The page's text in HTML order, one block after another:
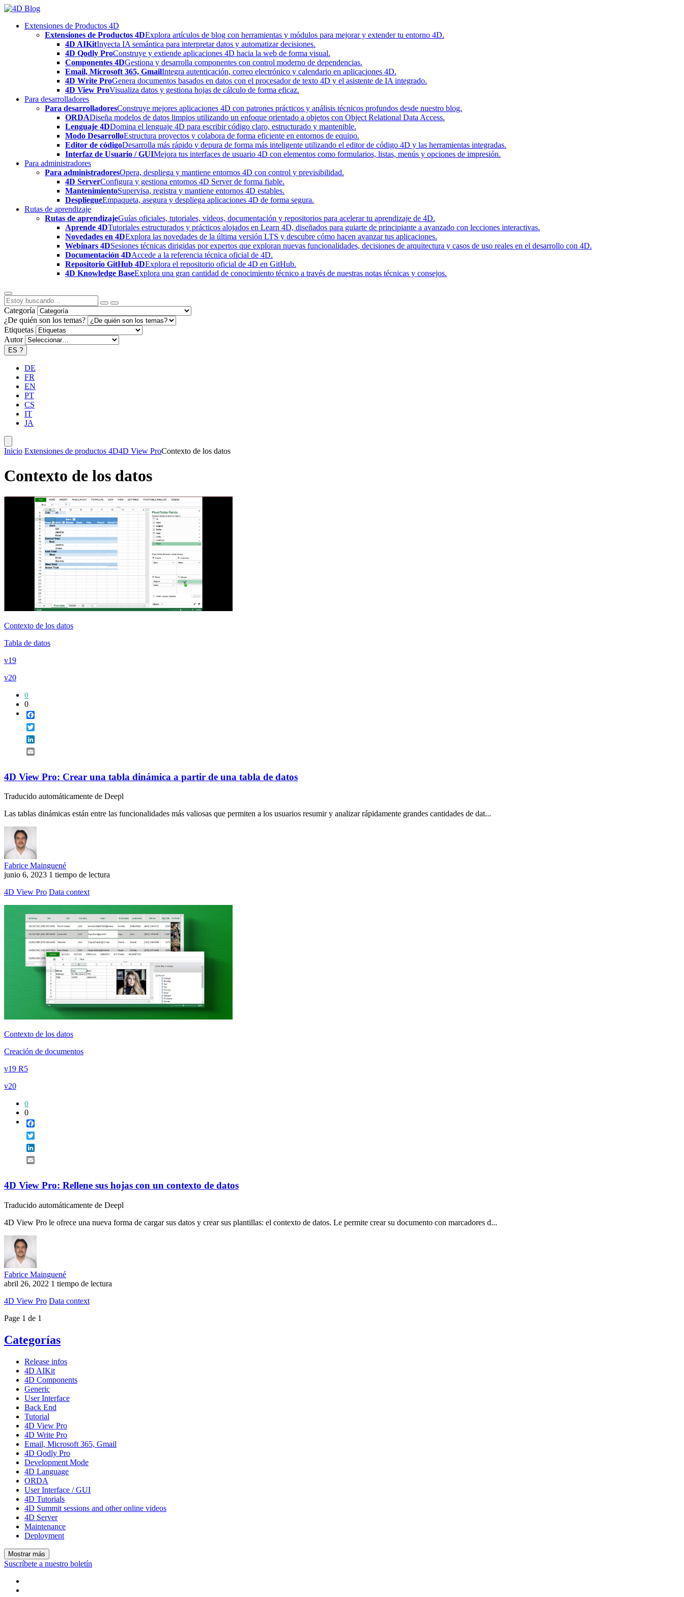
Skip
contentExtensiones de Productos 4D
Extensiones de Productos 4DExplora artículos de blog con herramientas y módulos para mejorar y extender tu entorno 4D.
4D AIKitInyecta IA semántica para interpretar datos y automatizar decisiones.
4D Qodly ProConstruye y extiende aplicaciones 4D hacia la web de forma visual.
Componentes 4DGestiona y desarrolla componentes con control moderno de dependencias.
Email, Microsoft 365, GmailIntegra autenticación, correo electrónico y calendario en aplicaciones 4D.
4D Write ProGenera documentos basados en datos con el procesador de texto 4D y el asistente de IA integrado.
4D View ProVisualiza datos y gestiona hojas de cálculo de forma eficaz.
Para desarrolladores
Para desarrolladoresConstruye mejores aplicaciones 4D con patrones prácticos y análisis técnicos profundos desde nuestro blog.
ORDADiseña modelos de datos limpios utilizando un enfoque orientado a objetos con Object Relational Data Access.
Lenguaje 4DDomina el lenguaje 4D para escribir código claro, estructurado y mantenible.
Modo DesarrolloEstructura proyectos y colabora de forma eficiente en entornos de equipo.
Editor de códigoDesarrolla más rápido y depura de forma más inteligente utilizando el editor de código 4D y las herramientas integradas.
Interfaz de Usuario / GUIMejora tus interfaces de usuario 4D con elementos como formularios, listas, menús y opciones de impresión.
Para administradores
Para administradoresOpera, despliega y mantiene entornos 4D con control y previsibilidad.
4D ServerConfigura y gestiona entornos 4D Server de forma fiable.
MantenimientoSupervisa, registra y mantiene entornos 4D estables.
DespliegueEmpaqueta, asegura y despliega aplicaciones 4D de forma segura.
Rutas de aprendizaje
Rutas de aprendizajeGuías oficiales, tutoriales, videos, documentación y repositorios para acelerar tu aprendizaje de 4D.
Aprende 4DTutoriales estructurados y prácticos alojados en Learn 4D, diseñados para guiarte de principiante a avanzado con lecciones interactivas.
Novedades en 4DExplora las novedades de la última versión LTS y descubre cómo hacen avanzar tus aplicaciones.
Webinars 4DSesiones técnicas dirigidas por expertos que exploran nuevas funcionalidades, decisiones de arquitectura y casos de uso reales en el desarrollo con 4D.
Documentación 4DAccede a la referencia técnica oficial de 4D.
Repositorio GitHub 4DExplora el repositorio oficial de 4D en GitHub.
4D Knowledge BaseExplora una gran cantidad de conocimiento técnico a través de nuestras notas técnicas y consejos.
Categoría
¿De quién son los temas?
Etiquetas
Autor
ES ?
DE
FR
EN
PT
CS
IT
JA
Inicio Extensiones de productos 4D4D View ProContexto de los datos
Contexto de los datos
Contexto de los datos
Tabla de datos
v19
v20
0
0
4D View Pro: Crear una tabla dinámica a partir de una tabla de datos
Traducido automáticamente de Deepl
Las tablas dinámicas están entre las funcionalidades más valiosas que permiten a los usuarios resumir y analizar rápidamente grandes cantidades de dat...
Fabrice Mainguené
junio 6, 2023 1 tiempo de lectura
4D View Pro Data context
Contexto de los datos
Creación de documentos
v19 R5
v20
0
0
4D View Pro: Rellene sus hojas con un contexto de datos
Traducido automáticamente de Deepl
4D View Pro le ofrece una nueva forma de cargar sus datos y crear sus plantillas: el contexto de datos. Le permite crear su documento con marcadores d...
Fabrice Mainguené
abril 26, 2022 1 tiempo de lectura
4D View Pro Data context
Page 1 de 1
Categorías
Release infos
4D AIKit
4D Components
Generic
User Interface
Back End
Tutorial
4D View Pro
4D Write Pro
Email, Microsoft 365, Gmail
4D Qodly Pro
Development Mode
4D Language
ORDA
User Interface / GUI
4D Tutorials
4D Summit sessions and other online videos
4D Server
Maintenance
Deployment
Mostrar más
Suscríbete a nuestro boletín